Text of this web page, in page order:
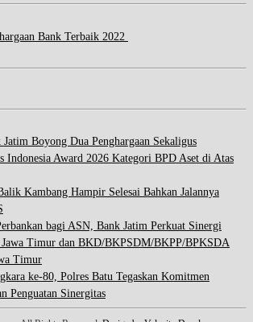
Bank Terbaik 2022
Boyong Dua Penghargaan Sekaligus
Indonesia Award 2026 Kategori BPD Aset di Atas
Kambang Hampir Selesai Bahkan Jalannya
bagi ASN, Bank Jatim Perkuat Sinergi
Timur dan BKD/BKPSDM/BKPP/BPKSDA
Timur
ke-80, Polres Batu Tegaskan Komitmen
Penguatan Sinergitas